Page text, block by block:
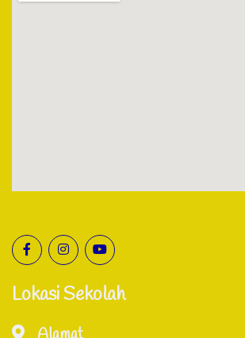
Lokasi Sekolah